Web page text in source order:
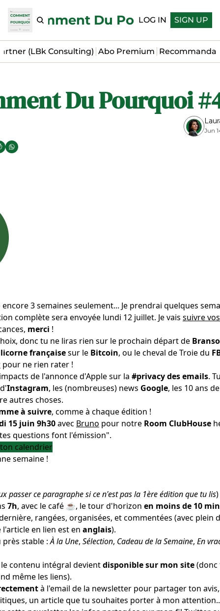
Le Comment Du Pourquoi
LOG IN SIGN UP
(LBk Consulting) Abo Premium
Du Pourquoi
Jun
3 semaines seulement... Je prendrai quelques
complète sera envoyée lundi 12 juillet. Je vais suivre
merci !
donc tu ne liras rien sur le prochain départ de
licorne françaisesur le Bitcoin, ou le cheval de Troie du
pour ne rien rater !
de l'annonce d'Apple sur la #privacy des emails.
Instagram, les (nombreuses) news Google, les 10 ans
autres choses.
à suivre, comme à chaque édition !
15 juin 9h30avec Bruno pour notre Room ClubHouse
questions font l'émission".
calendrier
semaine !
passer ce paragraphe si ce n'est pas la 1ère édition que tu lis
7h, avec le café ☕️, le tour d'horizon en moins de 10
rangées, organisées, et commentées (avec plein
en lien est en anglais).
près stable :À la Une, Sélection, Cadeau de la Semaine, En
contenu intégral devientdisponible sur mon site(donc
même les liens).
à l'email de la newsletter pour partager ton
un article que tu souhaites porter à mon